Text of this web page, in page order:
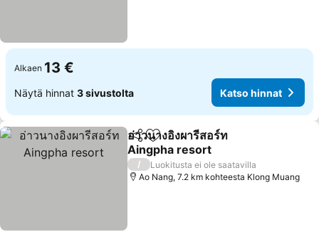
Alkaen 13 €
Näytä hinnat 3 sivustolta Katso hinnat
Jaa Lisää suosikkeihin
อ่าวนางอิงผารีสอร์ท
Aingpha resort
/
Luokitusta ei ole saatavilla
Ao Nang, 7.2 km kohteesta Klong Muang